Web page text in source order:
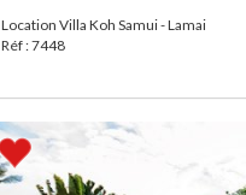
Location Villa Koh Samui - Lamai
Réf : 7448